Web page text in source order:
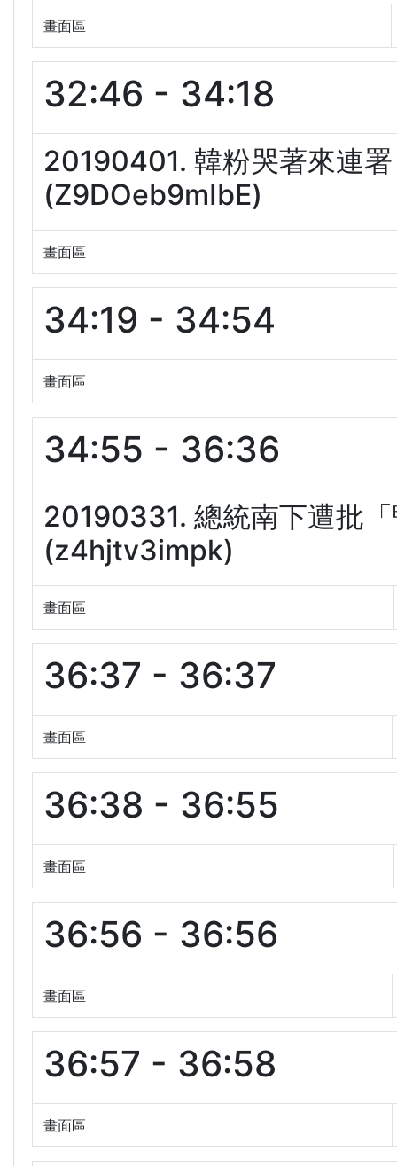
畫面區
32:46 - 34:18
20190401. 韓粉哭著來連
(Z9DOeb9mIbE)
畫面區
34:19 - 34:54
畫面區
34:55 - 36:36
20190331. 總統南下遭批
(z4hjtv3impk)
畫面區
36:37 - 36:37
畫面區
36:38 - 36:55
畫面區
36:56 - 36:56
畫面區
36:57 - 36:58
畫面區